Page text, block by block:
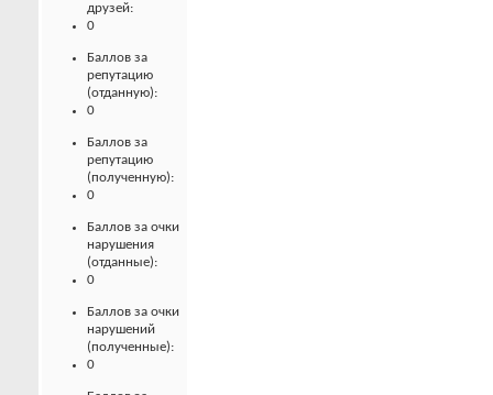
друзей:
0
Баллов за
репутацию
(отданную):
0
Баллов за
репутацию
(полученную):
0
Баллов за очки
нарушения
(отданные):
0
Баллов за очки
нарушений
(полученные):
0